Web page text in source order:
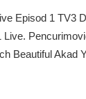
Episod 1 TV3
Live.
Beautiful Akad